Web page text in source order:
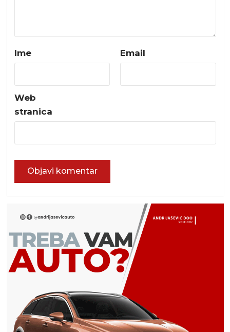
Ime Email
Web
stranica